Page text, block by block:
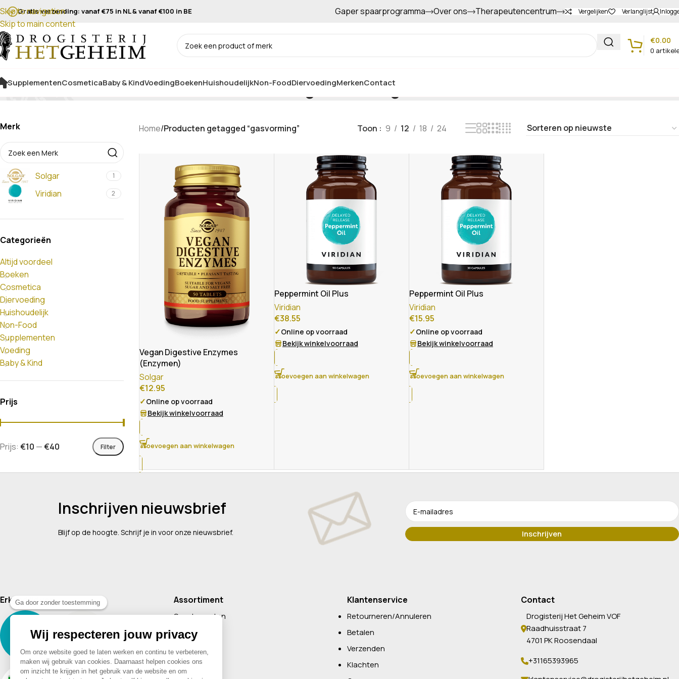
Skip to navigation
Skip to main content
Gratis verzending: vanaf €75 in NL & vanaf €100 in BE Gratis afhalen in de winkel Gapers sparen voor extra korting
Gaper spaarprogramma Over ons Therapeutencentrum Vergelijken Verlanglijst
0
€0.00
SupplementenCosmeticaBaby & KindVoedingBoekenHuishoudelijkNon-FoodDiervoedingMerkenContact
gasvorming
Merk
Solgar 1
Viridian 2
Categorieën
Altijd voordeel
Boeken
Cosmetica
Diervoeding
Huishoudelijk
Non-Food
Supplementen
Voeding
Baby & Kind
Prijs
Filter
Prijs: €10 —€40
Home/Producten getagged “gasvorming” Toon 9 12 18 24
Vegan Digestive Enzymes
(Enzymen)
Solgar
€12.95
✓Online op voorraad
Bekijk winkelvoorraad
Toevoegen aan winkelwagen
Peppermint Oil Plus
Viridian
€38.55
✓Online op voorraad
Bekijk winkelvoorraad
Toevoegen aan winkelwagen
Peppermint Oil Plus
Viridian
€15.95
✓Online op voorraad
Bekijk winkelvoorraad
Toevoegen aan winkelwagen
Inschrijven nieuwsbrief
Blijf op de hoogte. Schrijf je in voor onze nieuwsbrief.
Erkend lid van Assortiment
Supplementen
Cosmetica
Baby & Kind
Voeding
Klantenservice
Retourneren/Annuleren
Betalen
Verzenden
Klachten
Contact
Drogisterij Het Geheim VOF
Raadhuisstraat 7
4701 PK Roosendaal
+31165393965